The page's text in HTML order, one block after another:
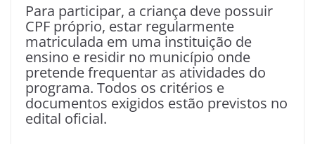
Para participar, a criança deve possuir
CPF próprio, estar regularmente
matriculada em uma instituição de
ensino e residir no município onde
pretende frequentar as atividades do
programa. Todos os critérios e
documentos exigidos estão previstos no
edital oficial.